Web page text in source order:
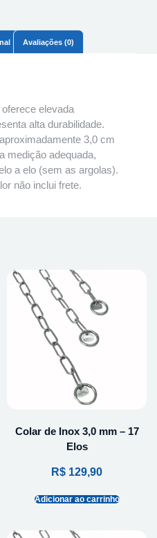
Avaliações (0)
elevada
alta durabilidade.
3,0 cm
medição adequada,
a elo (sem as argolas).
não inclui frete.
Colar de Inox 3,0 mm – 17
Elos
R$ 129,90
Adicionar ao carrinho